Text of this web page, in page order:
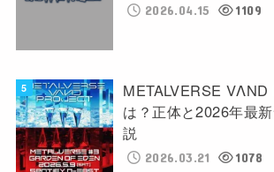
2026.04.15 1109
METALVERSE VΛND
は？正体と2026年最
説
2026.03.21 1078